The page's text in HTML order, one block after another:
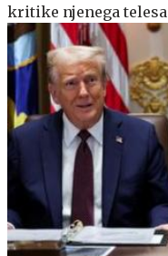
kritike njenega telesa